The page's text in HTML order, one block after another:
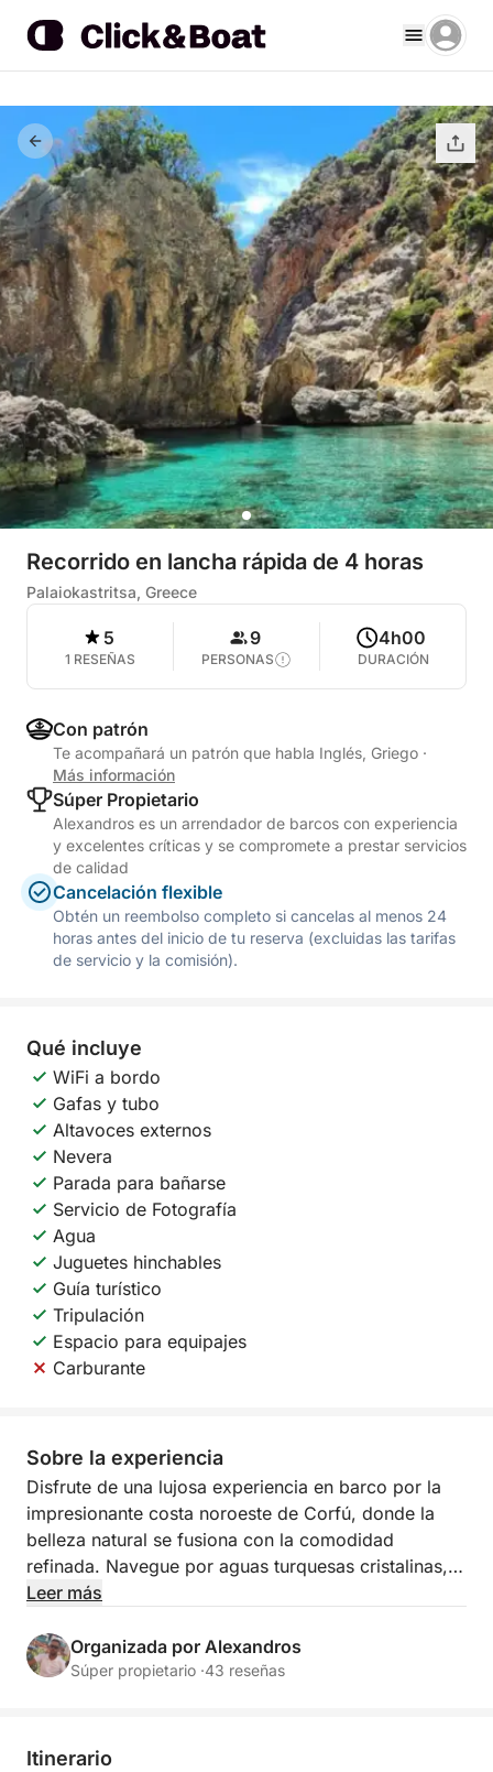
Recorrido en lancha rápida de 4 horas
Palaiokastritsa, Greece
5
1 RESEÑAS
9
PERSONAS
4h00
DURACIÓN
Con patrón
Te acompañará un patrón que habla Inglés, Griego ·
Más información
Súper Propietario
Alexandros es un arrendador de barcos con experiencia
y excelentes críticas y se compromete a prestar servicios
de calidad
Cancelación flexible
Obtén un reembolso completo si cancelas al menos 24
horas antes del inicio de tu reserva (excluidas las tarifas
de servicio y la comisión).
Qué incluye
WiFi a bordo
Gafas y tubo
Altavoces externos
Nevera
Parada para bañarse
Servicio de Fotografía
Agua
Juguetes hinchables
Guía turístico
Tripulación
Espacio para equipajes
Carburante
Sobre la experiencia
Disfrute de una lujosa experiencia en barco por la
impresionante costa noroeste de Corfú, donde la
belleza natural se fusiona con la comodidad
refinada. Navegue por aguas turquesas cristalinas,
pasando por espectaculares acantilados, playas
Relájese a bordo con estilo, disfrutando de la suave
brisa marina, las vistas panorámicas y una sensación
costa más prístina de Corfú: perfecto para quienes
Leer más
Organizada por Alexandros
Súper propietario ·43 reseñas
Itinerario